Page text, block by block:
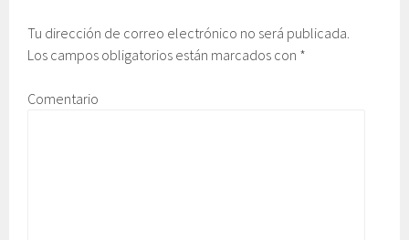
Tu dirección de correo electrónico no será publicada.
Los campos obligatorios están marcados con *
Comentario